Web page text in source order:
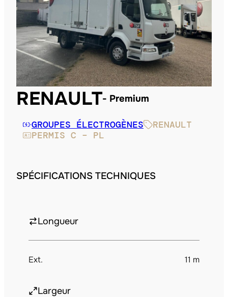
RENAULT Premium
GROUPES ÉLECTROGÈNES
RENAULT
PERMIS C – PL
SPÉCIFICATIONS TECHNIQUES
Longueur
Ext. 11 m
Largeur